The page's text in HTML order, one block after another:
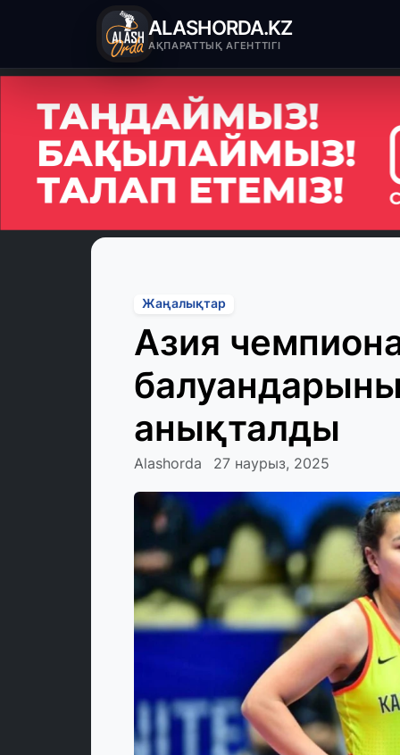
ALASHORDA.KZ
АҚПАРАТТЫҚ АГЕНТТІГІ
Жаңалықтар
Азия
анықталды
Alashorda 27 наурыз, 2025